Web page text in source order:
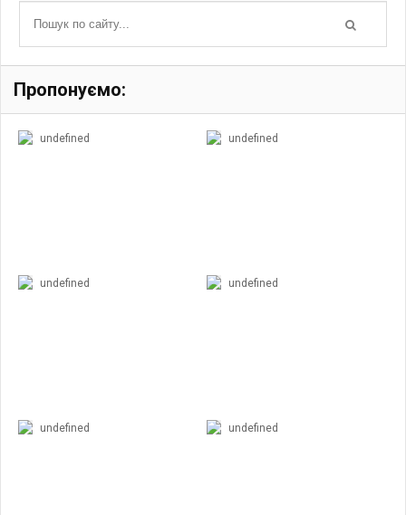
Пропонуємо:
undefined undefined
undefined undefined
undefined undefined